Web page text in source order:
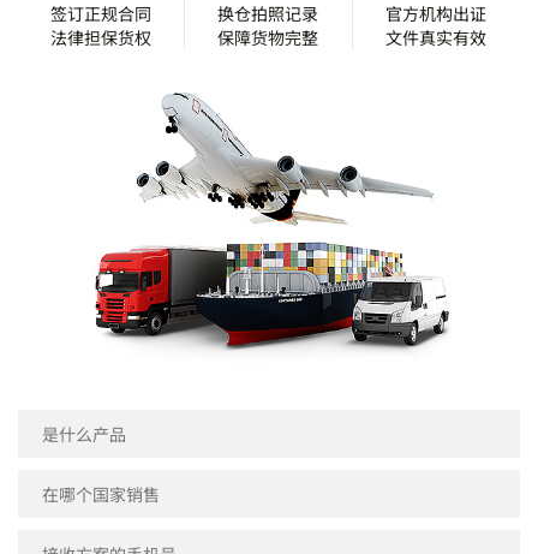
签订正规合同
法律担保货权
换仓拍照记录
保障货物完整
官方机构出证
文件真实有效